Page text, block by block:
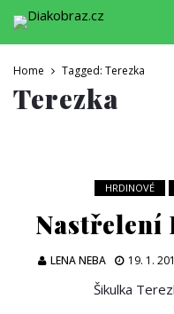
Home Tagged: Terezka
Terezka
HRDINOVÉ
Nastřelení
LENA NEBA 19. 1.
Šikulka